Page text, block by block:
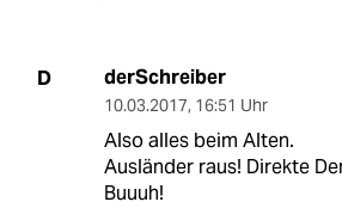
D derSchreiber
10.03.2017, 16:51 Uhr
Also alles beim Alten.
Ausländer raus! Direkte
Buuuh!